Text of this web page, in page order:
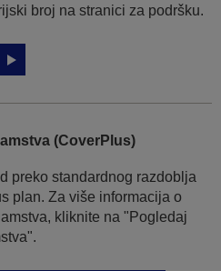
broj na stranici za podršku.
(CoverPlus)
preko standardnog razdoblja
plan. Za više informacija o
kliknite na "Pogledaj